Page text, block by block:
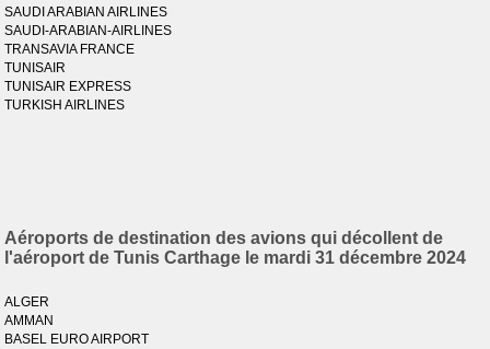
SAUDI ARABIAN AIRLINES
SAUDI-ARABIAN-AIRLINES
TRANSAVIA FRANCE
TUNISAIR
TUNISAIR EXPRESS
TURKISH AIRLINES
Aéroports de destination des avions qui décollent de
l'aéroport de Tunis Carthage le mardi 31 décembre 2024
ALGER
AMMAN
BASEL EURO AIRPORT